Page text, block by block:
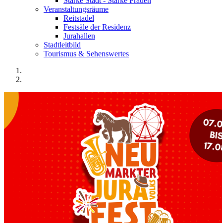
Veranstaltungsräume
Reitstadel
Festsäle der Residenz
Jurahallen
Stadtleitbild
Tourismus & Sehenswertes